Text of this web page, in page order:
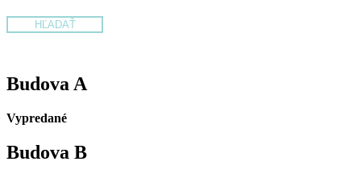
Budova A
Vypredané
Budova B